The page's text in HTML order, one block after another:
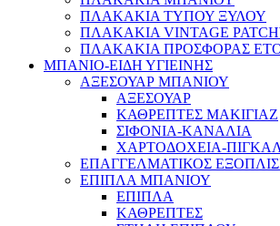
ΠΛΑΚΑΚΙΑ ΤΥΠΟΥ ΞΥΛΟΥ
ΠΛΑΚΑΚΙΑ VINTAGE
ΠΛΑΚΑΚΙΑ ΠΡΟΣΦΟΡΑΣ
ΜΠΑΝΙΟ-ΕΙΔΗ ΥΓΙΕΙΝΗΣ
ΑΞΕΣΟΥΑΡ ΜΠΑΝΙΟΥ
ΑΞΕΣΟΥΑΡ
ΚΑΘΡΕΠΤΕΣ ΜΑΚΙΓΙΑΖ
ΣΙΦΟΝΙΑ-ΚΑΝΑΛΙΑ
ΧΑΡΤΟΔΟΧΕΙΑ-ΠΙΓΚΑΛ
ΕΠΑΓΓΕΛΜΑΤΙΚΟΣ
ΕΠΙΠΛΑ ΜΠΑΝΙΟΥ
ΕΠΙΠΛΑ
ΚΑΘΡΕΠΤΕΣ